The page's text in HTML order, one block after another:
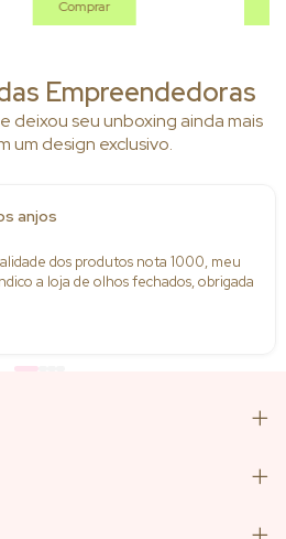
Comprar
Empreendedoras
deixou seu unboxing ainda mais
um design exclusivo.
anjos
dos produtos nota 1000, meu
a loja de olhos fechados, obrigada